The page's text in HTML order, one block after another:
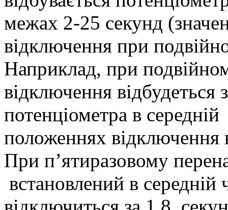
межах 2-25 секунд
відключення при
Наприклад, при
відключення відбудеться
потенціометра в
положеннях відключення
При п’ятиразовому
встановлений в